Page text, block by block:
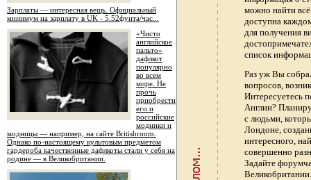
Зарплаты — интересная вещь. Официальный
минимум на зарплату в UK - 5.52фунта/час...
«Чисто
английское
пальто»
дафлкот
популярно
во всем
мире. Не
прочь
приобрести
его и
российские
модники и
модницы — например, на сайте Britishroom.
Однако по-настоящему культовым предметом
гардероба качественные дафлкоты стали у себя на
родине — в Великобритании.
можно найти
доступна
для получения
список
Раз уж Вы
вопросов,
Интересуетесь
Англии?
с людьми,
Лондоне,
интересного,
совершенно
Задайте